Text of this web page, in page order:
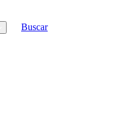
Buscar